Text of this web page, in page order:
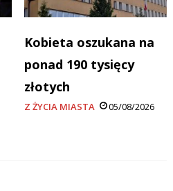
Kobieta oszukana na
ponad 190 tysięcy
złotych
Z ŻYCIA MIASTA 05/08/2026